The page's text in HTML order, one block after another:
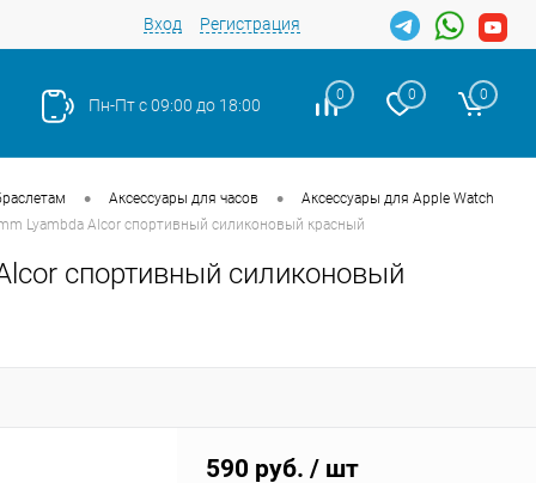
Вход Регистрация
Пн-Пт с 09:00 до 18:00
0 0 0
• Аксессуары для часов • Аксессуары для Apple Watch
Lyambda Alcor спортивный силиконовый красный
спортивный силиконовый
590 руб. / шт